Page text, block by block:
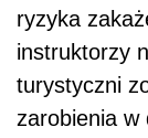
ryzyka
instruktorzy
turystyczni
zarobienia w